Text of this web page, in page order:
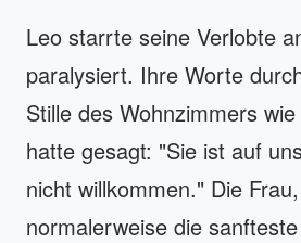
Leo starrte seine Verlobte
paralysiert. Ihre Worte
Stille des Wohnzimmers
hatte gesagt: "Sie ist auf
nicht willkommen." Die
normalerweise die